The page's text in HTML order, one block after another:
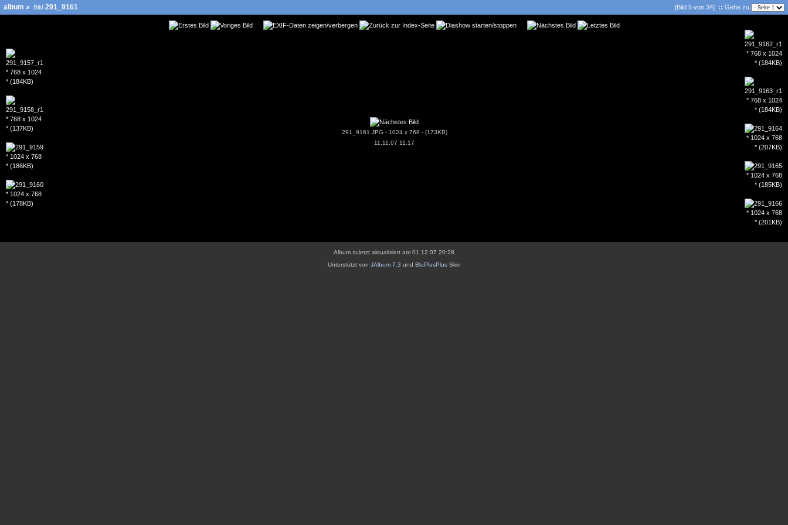
album » Bild 291_9161 [Bild 5 von 34] :: Gehe zu
291_9161.JPG - 1024 x 768 - (173KB)
11.11.07 11:17
Album zuletzt aktualisiert am 01.12.07 20:28
Unterstützt von JAlbum 7.3 und BluPlusPlusSkin